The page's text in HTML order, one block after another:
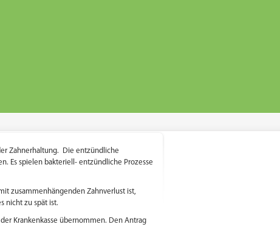
Zahnerhaltung. Die entzündliche
Es spielen bakteriell- entzündliche Prozesse
zusammenhängenden Zahnverlust ist,
nicht zu spät ist.
Krankenkasse übernommen. Den Antrag